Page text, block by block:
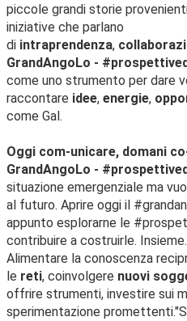
piccole grandi storie
iniziative che parlano
di intraprendenza,
GrandAngoLo -
come uno strumento per dare
raccontare idee, energie,
come Gal.
Oggi com-unicare, domani
GrandAngoLo -
situazione emergenziale ma
al futuro. Aprire oggi il
appunto esplorarne le
contribuire a costruirle. Insieme.
Alimentare la conoscenza
le reti, coinvolgere nuovi
offrire strumenti, investire sui
sperimentazione